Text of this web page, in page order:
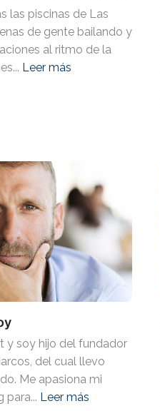
las piscinas de Las
de gente bailando y
al ritmo de la
Leer más
y soy hijo del fundador
del cual llevo
Me apasiona mi
para... Leer más